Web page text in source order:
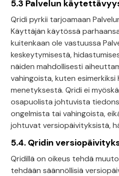
5.3 Palvelun
Qridi pyrkii tarjoamaan
Käyttäjän käytössä
kuitenkaan ole vastuussa
keskeytymisestä,
näiden mahdollisesti
vahingoista, kuten esimerkiksi
menetyksestä. Qridi ei
osapuolista johtuvista
ongelmista tai vahingoista,
johtuvat versiopäivityksistä,
5.4. Qridin
Qridillä on oikeus tehdä
tehdään säännöllisiä